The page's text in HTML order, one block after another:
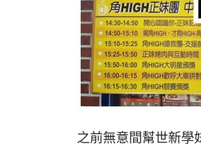
之前無意間幫世新學